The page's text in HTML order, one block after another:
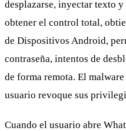
desplazarse, inyectar texto
obtener el control total,
de Dispositivos Android,
contraseña, intentos de
de forma remota. El
usuario revoque sus
Cuando el usuario abre